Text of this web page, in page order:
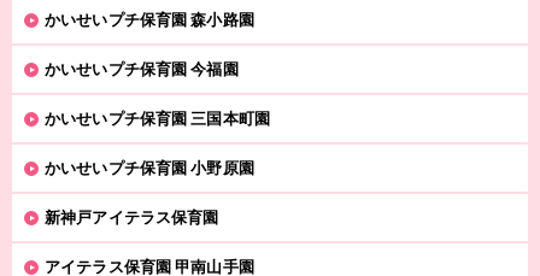
かいせいプチ保育園 森小路園
かいせいプチ保育園 今福園
かいせいプチ保育園 三国本町園
かいせいプチ保育園 小野原園
新神戸アイテラス保育園
アイテラス保育園 甲南山手園